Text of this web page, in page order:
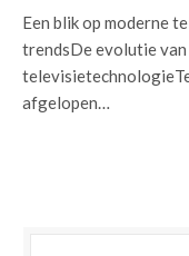
Een blik op moderne
trendsDe evolutie van
afgelopen…